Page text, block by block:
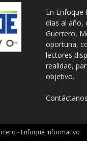
En
días al año,
Guerrero,
oportuna,
lectores
realidad,
objetivo.
- Enfoque Informativo